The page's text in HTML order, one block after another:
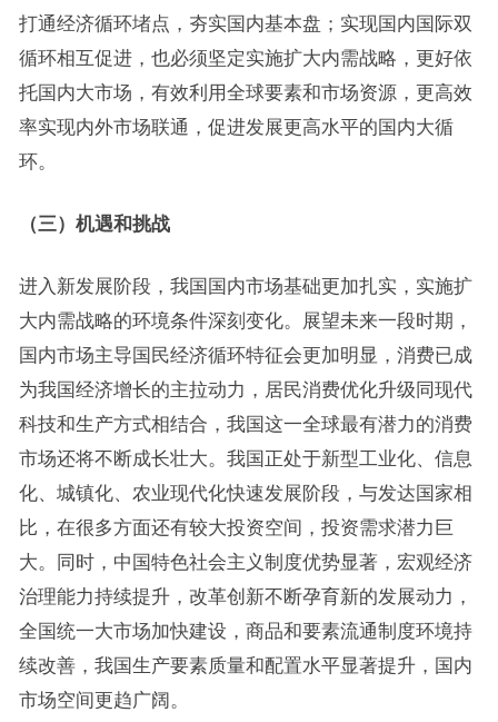
打通经济循环堵点，夯实国内基本盘；实现国内国际双
循环相互促进，也必须坚定实施扩大内需战略，更好依
托国内大市场，有效利用全球要素和市场资源，更高效
率实现内外市场联通，促进发展更高水平的国内大循
环。
（三）机遇和挑战
进入新发展阶段，我国国内市场基础更加扎实，实施扩
大内需战略的环境条件深刻变化。展望未来一段时期，
国内市场主导国民经济循环特征会更加明显，消费已成
为我国经济增长的主拉动力，居民消费优化升级同现代
科技和生产方式相结合，我国这一全球最有潜力的消费
市场还将不断成长壮大。我国正处于新型工业化、信息
化、城镇化、农业现代化快速发展阶段，与发达国家相
比，在很多方面还有较大投资空间，投资需求潜力巨
大。同时，中国特色社会主义制度优势显著，宏观经济
治理能力持续提升，改革创新不断孕育新的发展动力，
全国统一大市场加快建设，商品和要素流通制度环境持
续改善，我国生产要素质量和配置水平显著提升，国内
市场空间更趋广阔。